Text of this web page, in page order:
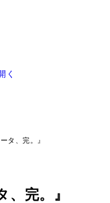
く
タ、完。』
完。』